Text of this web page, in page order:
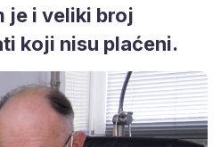
je i veliki broj
koji nisu plaćeni.